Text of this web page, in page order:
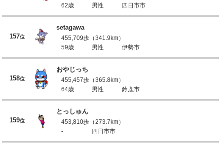
62歳
男性 四日市市
157位
setagawa
455,709歩（341.9km）
59歳
男性 伊勢市
158位
おやじっち
455,457歩（365.8km）
64歳
男性 鈴鹿市
159位
とっしゅん
453,810歩（273.7km）
-
四日市市